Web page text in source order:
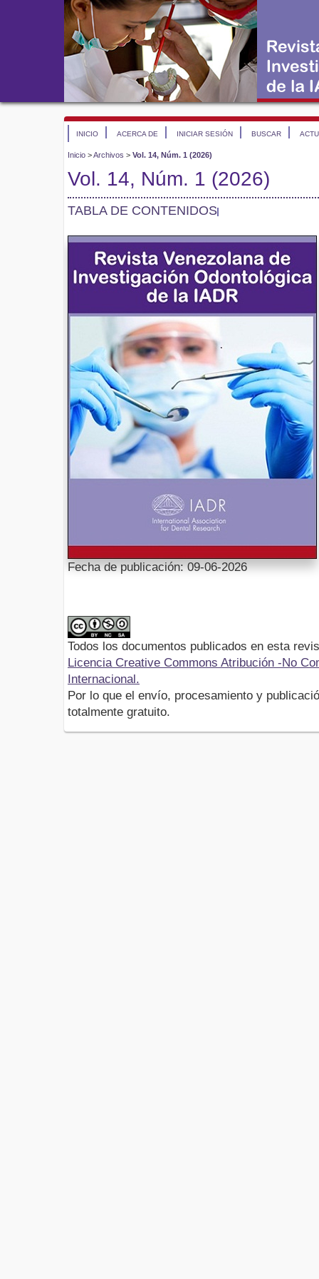
INICIO ACERCA DE INICIAR SESIÓN BUSCAR
Inicio >Archivos > Vol. 14, Núm. 1 (2026)
Vol. 14, Núm. 1 (2026)
TABLA DE CONTENIDOS
Fecha de publicación: 09-06-2026
Todos los documentos publicados en esta
Licencia Creative Commons Atribución -No
Internacional.
Por lo que el envío, procesamiento y
totalmente gratuito.